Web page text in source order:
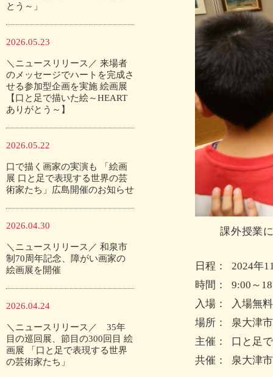
とう～」
2026.05.23
＼ニュースリリース／ 来場者
のメッセージでハートを完成さ
せる参加型企画を実施 絵画展
【口と足で描いた絵～HEART
ありがとう～】
2026.05.22
口で描く画家の実演も 「絵画
展 口と足で表現する世界の芸
術家たち」広島開催のお知らせ
2026.04.30
＼ニュースリリース／ 和泉市
制70周年記念、障がい画家の
絵画展を開催
2026.04.24
＼ニュースリリース／ 35年
目の巡回展、節目の300回目 絵
画展 「口と足で表現する世界
の芸術家たち」
課外授業
日程：
2024年
時間：
9:00～
入場：
入場無料
場所：
泉大津
主催：
口と足
共催：
泉大津